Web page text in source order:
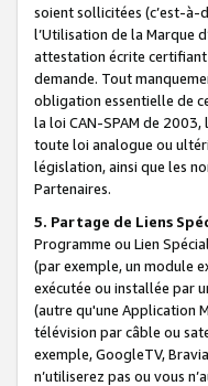
soient sollicitées (c’est-à-
l’Utilisation de la Marque
attestation écrite certifiant
demande. Tout
obligation essentielle de
la loi CAN-SPAM de
toute loi analogue ou
législation, ainsi que les
Partenaires.
5. Partage de Liens
Programme ou Lien
(par exemple, un module
exécutée ou installée par
(autre qu'une Application
télévision par câble ou
exemple, GoogleTV,
n’utiliserez pas ou vous